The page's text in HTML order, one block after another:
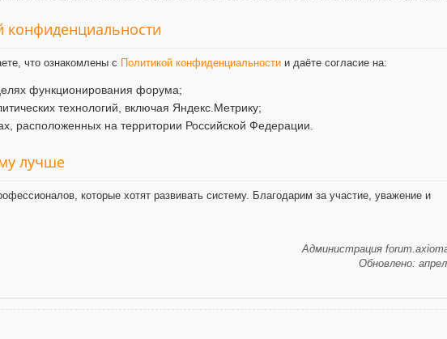
конфиденциальности
что ознакомлены с Политикой конфиденциальности и даёте согласие на:
функционирования форума;
технологий, включая Яндекс.Метрику;
расположенных на территории Российской Федерации.
лучше
которые хотят развивать систему. Благодарим за участие, уважение и
Администрация
Обновлено: